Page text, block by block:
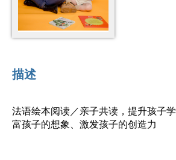
描述
法语绘本阅读／亲子共读，提升孩子
富孩子的想象、激发孩子的创造力